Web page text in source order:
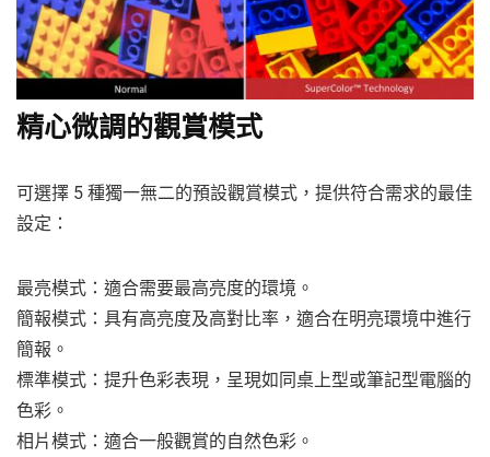
精心微調的觀賞模式
可選擇 5 種獨一無二的預設觀賞模式，提供符合需求的最佳
設定：
最亮模式：適合需要最高亮度的環境。
簡報模式：具有高亮度及高對比率，適合在明亮環境中進行
簡報。
標準模式：提升色彩表現，呈現如同桌上型或筆記型電腦的
色彩。
相片模式：適合一般觀賞的自然色彩。